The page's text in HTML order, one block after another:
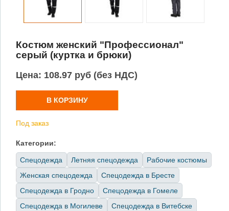
Костюм женский "Профессионал"
серый (куртка и брюки)
Цена: 108.97 руб (без НДС)
В КОРЗИНУ
Под заказ
Категории:
Спецодежда Летняя спецодежда
Рабочие костюмы
Женская спецодежда
Спецодежда в Бресте
Спецодежда в Гродно
Спецодежда в Гомеле
Спецодежда в Могилеве
Спецодежда в Витебске